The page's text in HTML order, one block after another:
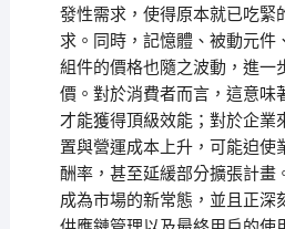
發性需求，使得原本就已吃緊
求。同時，記憶體、被動元件
組件的價格也隨之波動，進一
價。對於消費者而言，這意味
才能獲得頂級效能；對於企業
置與營運成本上升，可能迫使
酬率，甚至延緩部分擴張計畫
成為市場的新常態，並且正深